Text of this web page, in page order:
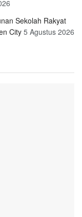
Sekolah Rakyat
City 5 Agustus 2026